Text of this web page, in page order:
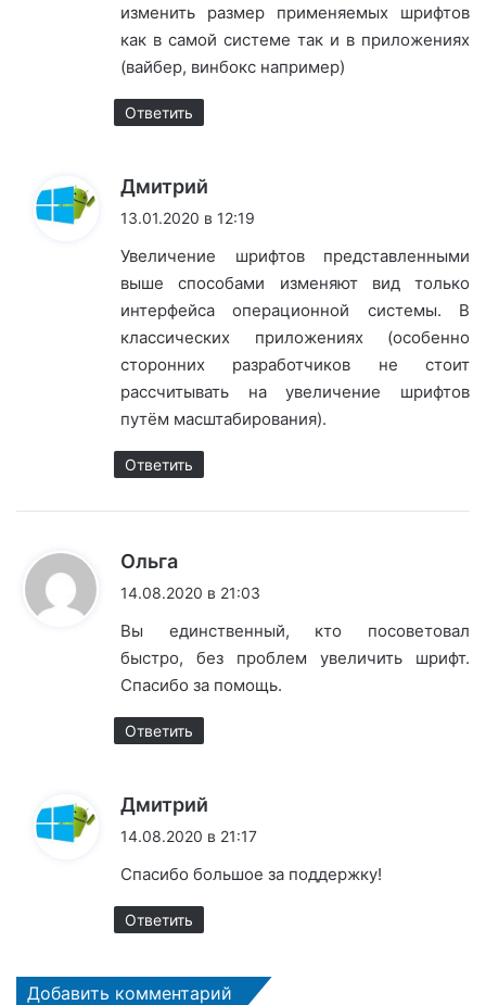
изменить размер применяемых шрифтов
как в самой системе так и в приложениях
(вайбер, винбокс например)
Ответить
Дмитрий
13.01.2020 в 12:19
Увеличение шрифтов представленными
выше способами изменяют вид только
интерфейса операционной системы. В
классических приложениях (особенно
сторонних разработчиков не стоит
рассчитывать на увеличение шрифтов
путём масштабирования).
Ответить
Ольга
14.08.2020 в 21:03
Вы единственный, кто посоветовал
быстро, без проблем увеличить шрифт.
Спасибо за помощь.
Ответить
Дмитрий
14.08.2020 в 21:17
Спасибо большое за поддержку!
Ответить
Добавить комментарий